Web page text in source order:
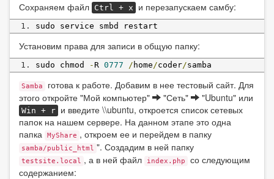
Сохраняем файл Ctrl + x и перезапускаем самбу:
sudo service smbd restart
Установим права для записи в общую папку:
sudo chmod - R 0777 / home /coder/samba
Samba
готова к работе. Добавим в нее тестовый сайт. Для
этого откройте "Мой компьютер"
"Сеть" "Ubuntu" или
Win + r и введите \\ubuntu, откроется список сетевых
папок на нашем сервере. На данном этапе это одна
папка
MyShare , откроем ее и перейдем в папку
samba/public_html ". Создадим в ней папку
testsite.local , а в ней файл index.php
со следующим
содержанием: